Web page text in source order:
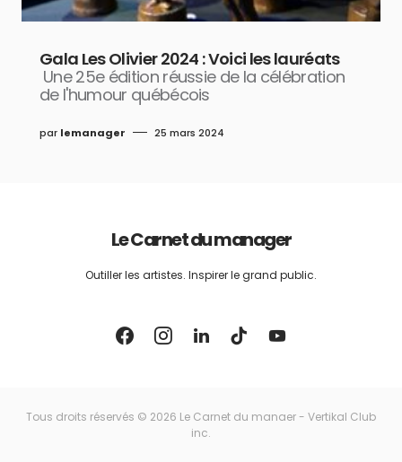
Gala Les Olivier 2024 : Voici les lauréats
Une 25e édition réussie de la célébration
de l'humour québécois
par lemanager 25 mars 2024
Le Carnet du manager
Outiller les artistes. Inspirer le grand public.
Tous droits réservés © 2026 Le Carnet du manaer - Vertikal Club
inc.